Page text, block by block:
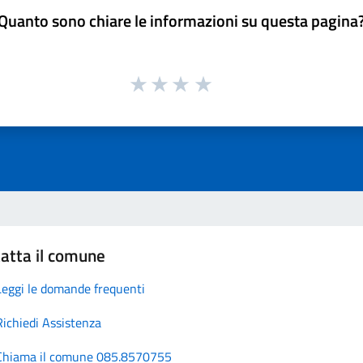
sono chiare le informazioni su questa
il comune
le domande frequenti
Assistenza
il comune 085.8570755